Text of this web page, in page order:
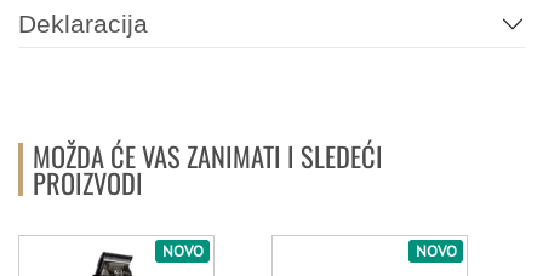
Deklaracija
MOŽDA ĆE VAS ZANIMATI I SLEDEĆI
PROIZVODI
NOVO NOVO